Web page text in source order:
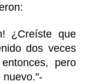
¿Creíste que
dos veces
pero
nuevo."-